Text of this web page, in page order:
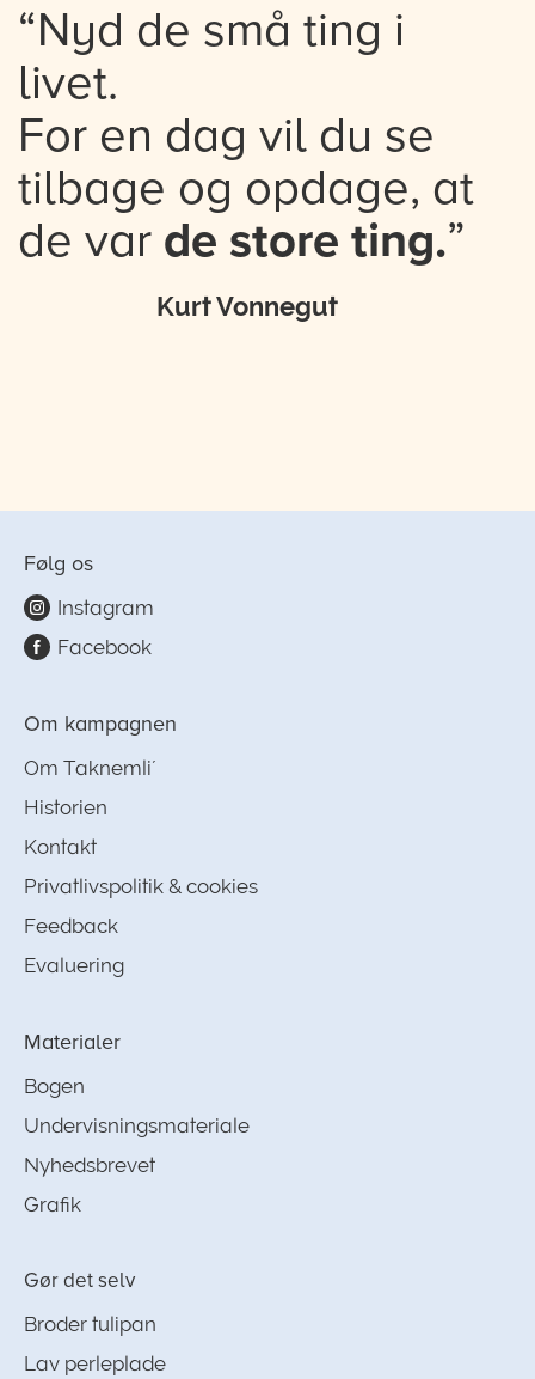
“Nyd de små ting i
livet.
For en dag vil du se
tilbage og opdage, at
de var de store ting.”
Kurt Vonnegut
Om kampagnen
Om Taknemli´
Historien
Kontakt
Privatlivspolitik & cookies
Feedback
Evaluering
Materialer
Bogen
Undervisningsmateriale
Nyhedsbrevet
Grafik
Gør det selv
Broder tulipan
Lav perleplade
Følg os
Instagram
Facebook